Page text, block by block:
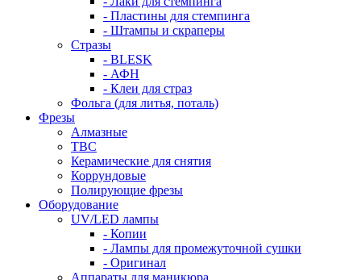
- Пластины для стемпинга
- Штампы и скраперы
Стразы
- BLESK
- АФН
- Клеи для страз
Фольга (для литья, поталь)
Фрезы
Алмазные
ТВС
Керамические для снятия
Коррундовые
Полирующие фрезы
Оборудование
UV/LED лампы
- Копии
- Лампы для промежуточной сушки
- Оригинал
Аппараты для маникюра